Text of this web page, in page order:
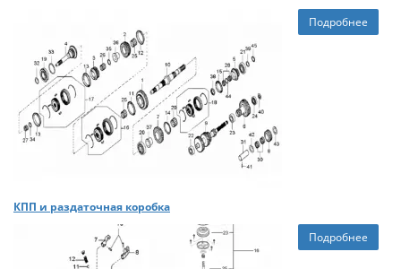
Подробнее
КПП и раздаточная коробка
Подробнее